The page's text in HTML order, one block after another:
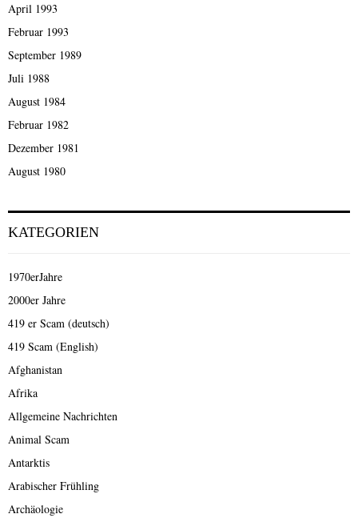
April 1993
Februar 1993
September 1989
Juli 1988
August 1984
Februar 1982
Dezember 1981
August 1980
KATEGORIEN
1970erJahre
2000er Jahre
419 er Scam (deutsch)
419 Scam (English)
Afghanistan
Afrika
Allgemeine Nachrichten
Animal Scam
Antarktis
Arabischer Frühling
Archäologie